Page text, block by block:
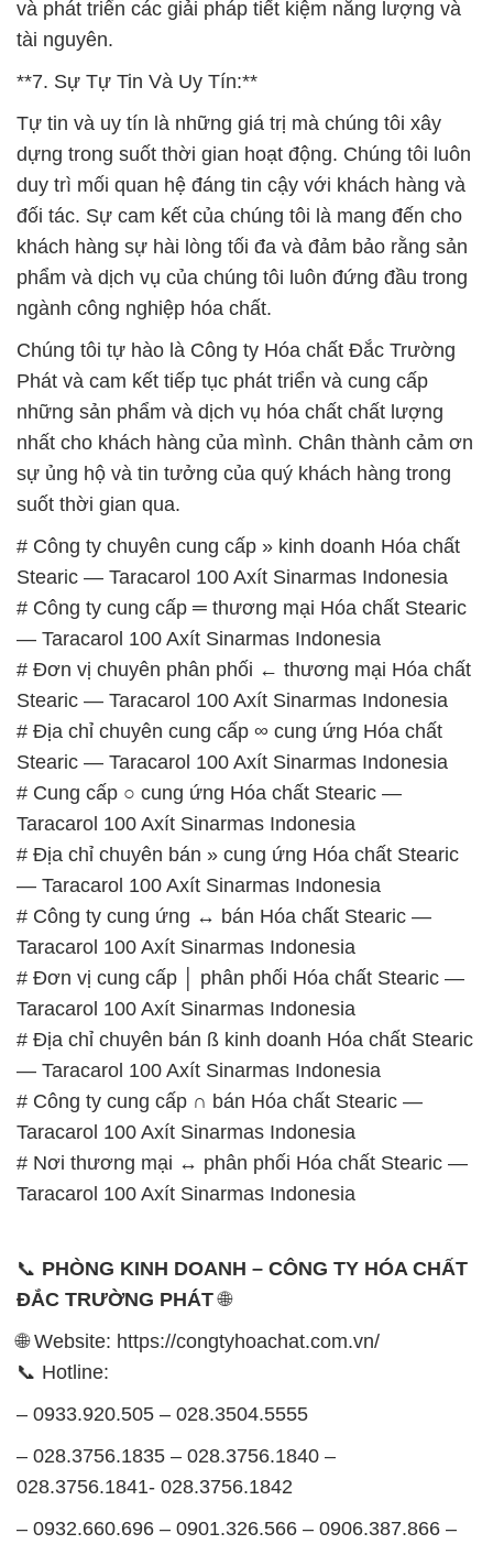
và phát triển các giải pháp tiết kiệm năng lượng và
tài nguyên.
**7. Sự Tự Tin Và Uy Tín:**
Tự tin và uy tín là những giá trị mà chúng tôi xây
dựng trong suốt thời gian hoạt động. Chúng tôi luôn
duy trì mối quan hệ đáng tin cậy với khách hàng và
đối tác. Sự cam kết của chúng tôi là mang đến cho
khách hàng sự hài lòng tối đa và đảm bảo rằng sản
phẩm và dịch vụ của chúng tôi luôn đứng đầu trong
ngành công nghiệp hóa chất.
Chúng tôi tự hào là Công ty Hóa chất Đắc Trường
Phát và cam kết tiếp tục phát triển và cung cấp
những sản phẩm và dịch vụ hóa chất chất lượng
nhất cho khách hàng của mình. Chân thành cảm ơn
sự ủng hộ và tin tưởng của quý khách hàng trong
suốt thời gian qua.
# Công ty chuyên cung cấp » kinh doanh Hóa chất
Stearic — Taracarol 100 Axít Sinarmas Indonesia
# Công ty cung cấp ═ thương mại Hóa chất Stearic
— Taracarol 100 Axít Sinarmas Indonesia
# Đơn vị chuyên phân phối ← thương mại Hóa chất
Stearic — Taracarol 100 Axít Sinarmas Indonesia
# Địa chỉ chuyên cung cấp ∞ cung ứng Hóa chất
Stearic — Taracarol 100 Axít Sinarmas Indonesia
# Cung cấp ○ cung ứng Hóa chất Stearic —
Taracarol 100 Axít Sinarmas Indonesia
# Địa chỉ chuyên bán » cung ứng Hóa chất Stearic
— Taracarol 100 Axít Sinarmas Indonesia
# Công ty cung ứng ↔ bán Hóa chất Stearic —
Taracarol 100 Axít Sinarmas Indonesia
# Đơn vị cung cấp │ phân phối Hóa chất Stearic —
Taracarol 100 Axít Sinarmas Indonesia
# Địa chỉ chuyên bán ß kinh doanh Hóa chất Stearic
— Taracarol 100 Axít Sinarmas Indonesia
# Công ty cung cấp ∩ bán Hóa chất Stearic —
Taracarol 100 Axít Sinarmas Indonesia
# Nơi thương mại ↔ phân phối Hóa chất Stearic —
Taracarol 100 Axít Sinarmas Indonesia
📞 PHÒNG KINH DOANH – CÔNG TY HÓA CHẤT
ĐẮC TRƯỜNG PHÁT🌐
🌐 Website: https://congtyhoachat.com.vn/
📞 Hotline:
– 0933.920.505 – 028.3504.5555
– 028.3756.1835 – 028.3756.1840 –
028.3756.1841- 028.3756.1842
– 0932.660.696 – 0901.326.566 – 0906.387.866 –